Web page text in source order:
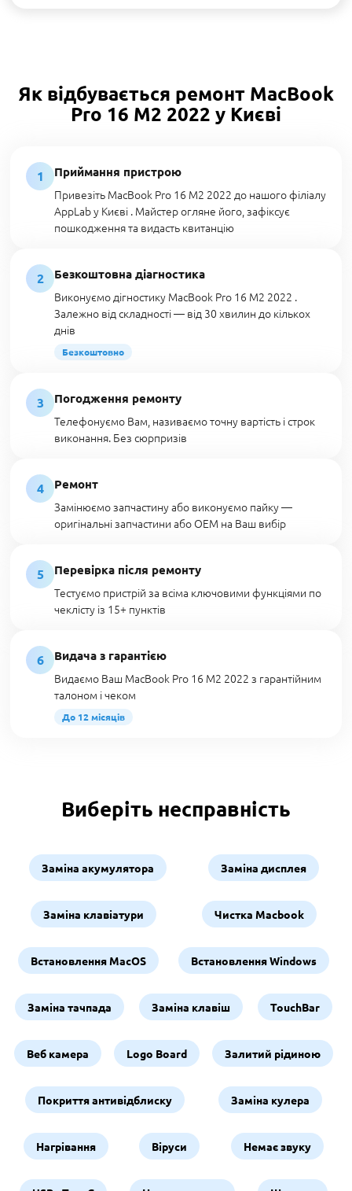
Як відбувається ремонт MacBook
Pro 16 M2 2022 у Києві
1
Приймання пристрою
Привезіть MacBook Pro 16 M2 2022 до нашого філіалу
AppLab у Києві . Майстер огляне його, зафіксує
пошкодження та видасть квитанцію
2
Безкоштовна діагностика
Виконуємо дігностику MacBook Pro 16 M2 2022 .
Залежно від складності — від 30 хвилин до кількох
днів
Безкоштовно
3
Погодження ремонту
Телефонуємо Вам, називаємо точну вартість і строк
виконання. Без сюрпризів
4
Ремонт
Замінюємо запчастину або виконуємо пайку —
оригінальні запчастини або OEM на Ваш вибір
5
Перевірка після ремонту
Тестуємо пристрій за всіма ключовими функціями по
чеклісту із 15+ пунктів
6
Видача з гарантією
Видаємо Ваш MacBook Pro 16 M2 2022 з гарантійним
талоном і чеком
До 12 місяців
Виберіть несправність
Заміна акумулятора Заміна дисплея
Заміна клавіатури Чистка Macbook
Встановлення MacOS Встановлення Windows
Заміна тачпада Заміна клавіш TouchBar
Веб камера Logo Board Залитий рідиною
Покриття антивідблиску Заміна кулера
Нагрівання Віруси Немає звуку